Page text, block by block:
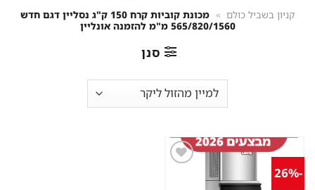
קניון בשביל כולם »
מכונת קוביות קרח 150 ק"ג נסליין דגם חדש
565/820/1560 מ"מ להזמנה אונליין
סנן
-26%